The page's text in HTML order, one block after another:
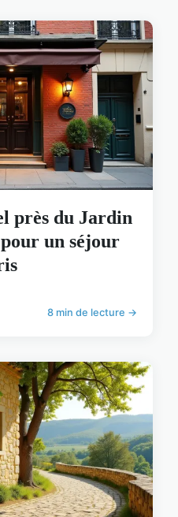
près du Jardin
un séjour
8 min de lecture →